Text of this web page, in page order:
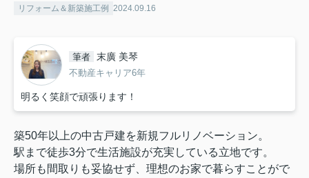
リフォーム＆新築施工例 2024.09.16
筆者 末廣 美琴
不動産キャリア6年
明るく笑顔で頑張ります！
築50年以上の中古戸建を新規フルリノベーション。
駅まで徒歩3分で生活施設が充実している立地です。
場所も間取りも妥協せず、理想のお家で暮らすことがで